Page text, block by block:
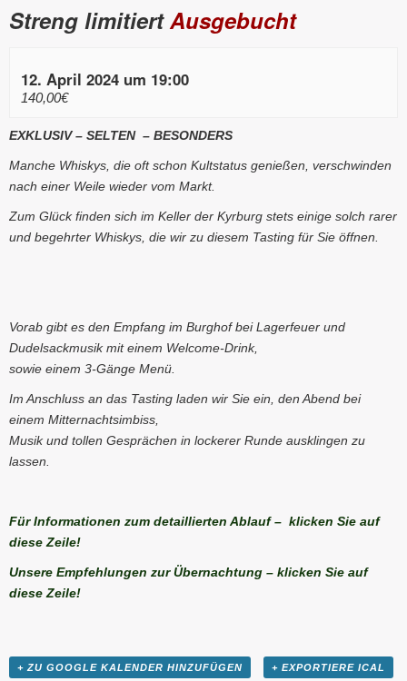
Streng limitiertAusgebucht
12. April 2024 um 19:00
140,00€
EXKLUSIV – SELTEN – BESONDERS
Manche Whiskys, die oft schon Kultstatus genießen, verschwinden
nach einer Weile wieder vom Markt.
Zum Glück finden sich im Keller der Kyrburg stets einige solch rarer
und begehrter Whiskys, die wir zu diesem Tasting für Sie öffnen.
Vorab gibt es den Empfang im Burghof bei Lagerfeuer und
Dudelsackmusik mit einem Welcome-Drink,
sowie einem 3-Gänge Menü.
Im Anschluss an das Tasting laden wir Sie ein, den Abend bei
einem Mitternachtsimbiss,
Musik und tollen Gesprächen in lockerer Runde ausklingen zu
lassen.
Für Informationen zum detaillierten Ablauf – klicken Sie auf
diese Zeile!
Unsere Empfehlungen zur Übernachtung – klicken Sie auf
diese Zeile!
+ ZU GOOGLE KALENDER HINZUFÜGEN + EXPORTIERE ICAL